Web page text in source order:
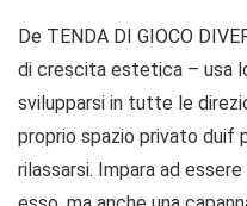
De TENDA DI GIOCO
di crescita estetica – usa
svilupparsi in tutte le
proprio spazio privato duif
rilassarsi. Impara ad